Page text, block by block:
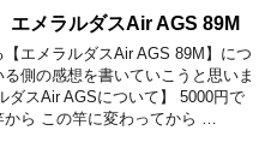
エメラルダスAir AGS 89M
エメラルダスAir AGS 89M】につ
側の感想を書いていこうと思いま
ダスAir AGSについて】 5000円で
から この竿に変わってから …